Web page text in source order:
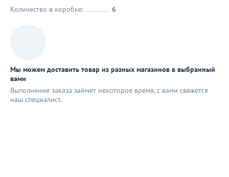
Количество в коробке:
6
Мы можем доставить товар из разных магазинов в выбранный
вами
Выполнение заказа займёт некоторое время, с вами свяжется
наш специaлист.